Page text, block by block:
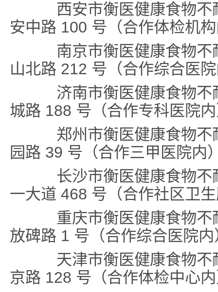
西安市衡医健康食物不
安中路 100 号（合作体检机
南京市衡医健康食物不
山北路 212 号（合作综合医
济南市衡医健康食物不
城路 188 号（合作专科医院
郑州市衡医健康食物不
园路 39 号（合作三甲医院内
长沙市衡医健康食物不
一大道 468 号（合作社区卫
重庆市衡医健康食物不
放碑路 1 号（合作综合医院内
天津市衡医健康食物不
京路 128 号（合作体检中心